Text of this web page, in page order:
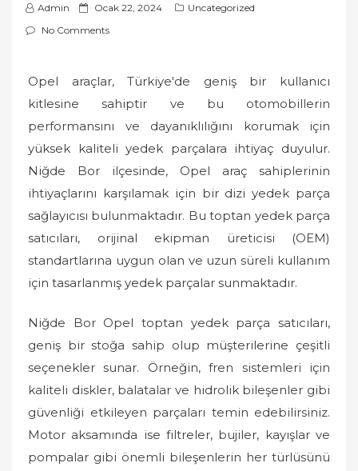
Admin
P
o
e
o
Ocak 22, 2024
Uncategorized
No Comments
Opel araçlar, Türkiye'de geniş bir kullanıcı
kitlesine sahiptir ve bu otomobillerin
performansını ve dayanıklılığını korumak için
yüksek kaliteli yedek parçalara ihtiyaç duyulur.
Niğde Bor ilçesinde, Opel araç sahiplerinin
ihtiyaçlarını karşılamak için bir dizi yedek parça
sağlayıcısı bulunmaktadır. Bu toptan yedek parça
satıcıları, orijinal ekipman üreticisi (OEM)
standartlarına uygun olan ve uzun süreli kullanım
için tasarlanmış yedek parçalar sunmaktadır.
Niğde Bor Opel toptan yedek parça satıcıları,
geniş bir stoğa sahip olup müşterilerine çeşitli
seçenekler sunar. Örneğin, fren sistemleri için
kaliteli diskler, balatalar ve hidrolik bileşenler gibi
güvenliği etkileyen parçaları temin edebilirsiniz.
Motor aksamında ise filtreler, bujiler, kayışlar ve
pompalar gibi önemli bileşenlerin her türlüsünü